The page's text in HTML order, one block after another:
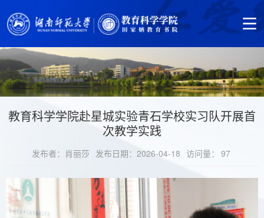
教育科学学院赴星城实验青石学校实习队开展首
次教学实践
发布者：肖丽莎 发布日期：2026-04-18 访问量： 97